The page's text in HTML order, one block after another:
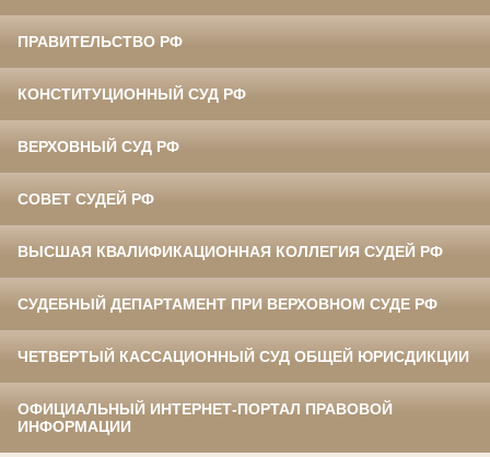
ПРАВИТЕЛЬСТВО РФ
КОНСТИТУЦИОННЫЙ СУД РФ
ВЕРХОВНЫЙ СУД РФ
СОВЕТ СУДЕЙ РФ
ВЫСШАЯ КВАЛИФИКАЦИОННАЯ КОЛЛЕГИЯ СУДЕЙ РФ
СУДЕБНЫЙ ДЕПАРТАМЕНТ ПРИ ВЕРХОВНОМ СУДЕ РФ
ЧЕТВЕРТЫЙ КАССАЦИОННЫЙ СУД ОБЩЕЙ ЮРИСДИКЦИИ
ОФИЦИАЛЬНЫЙ ИНТЕРНЕТ-ПОРТАЛ ПРАВОВОЙ
ИНФОРМАЦИИ